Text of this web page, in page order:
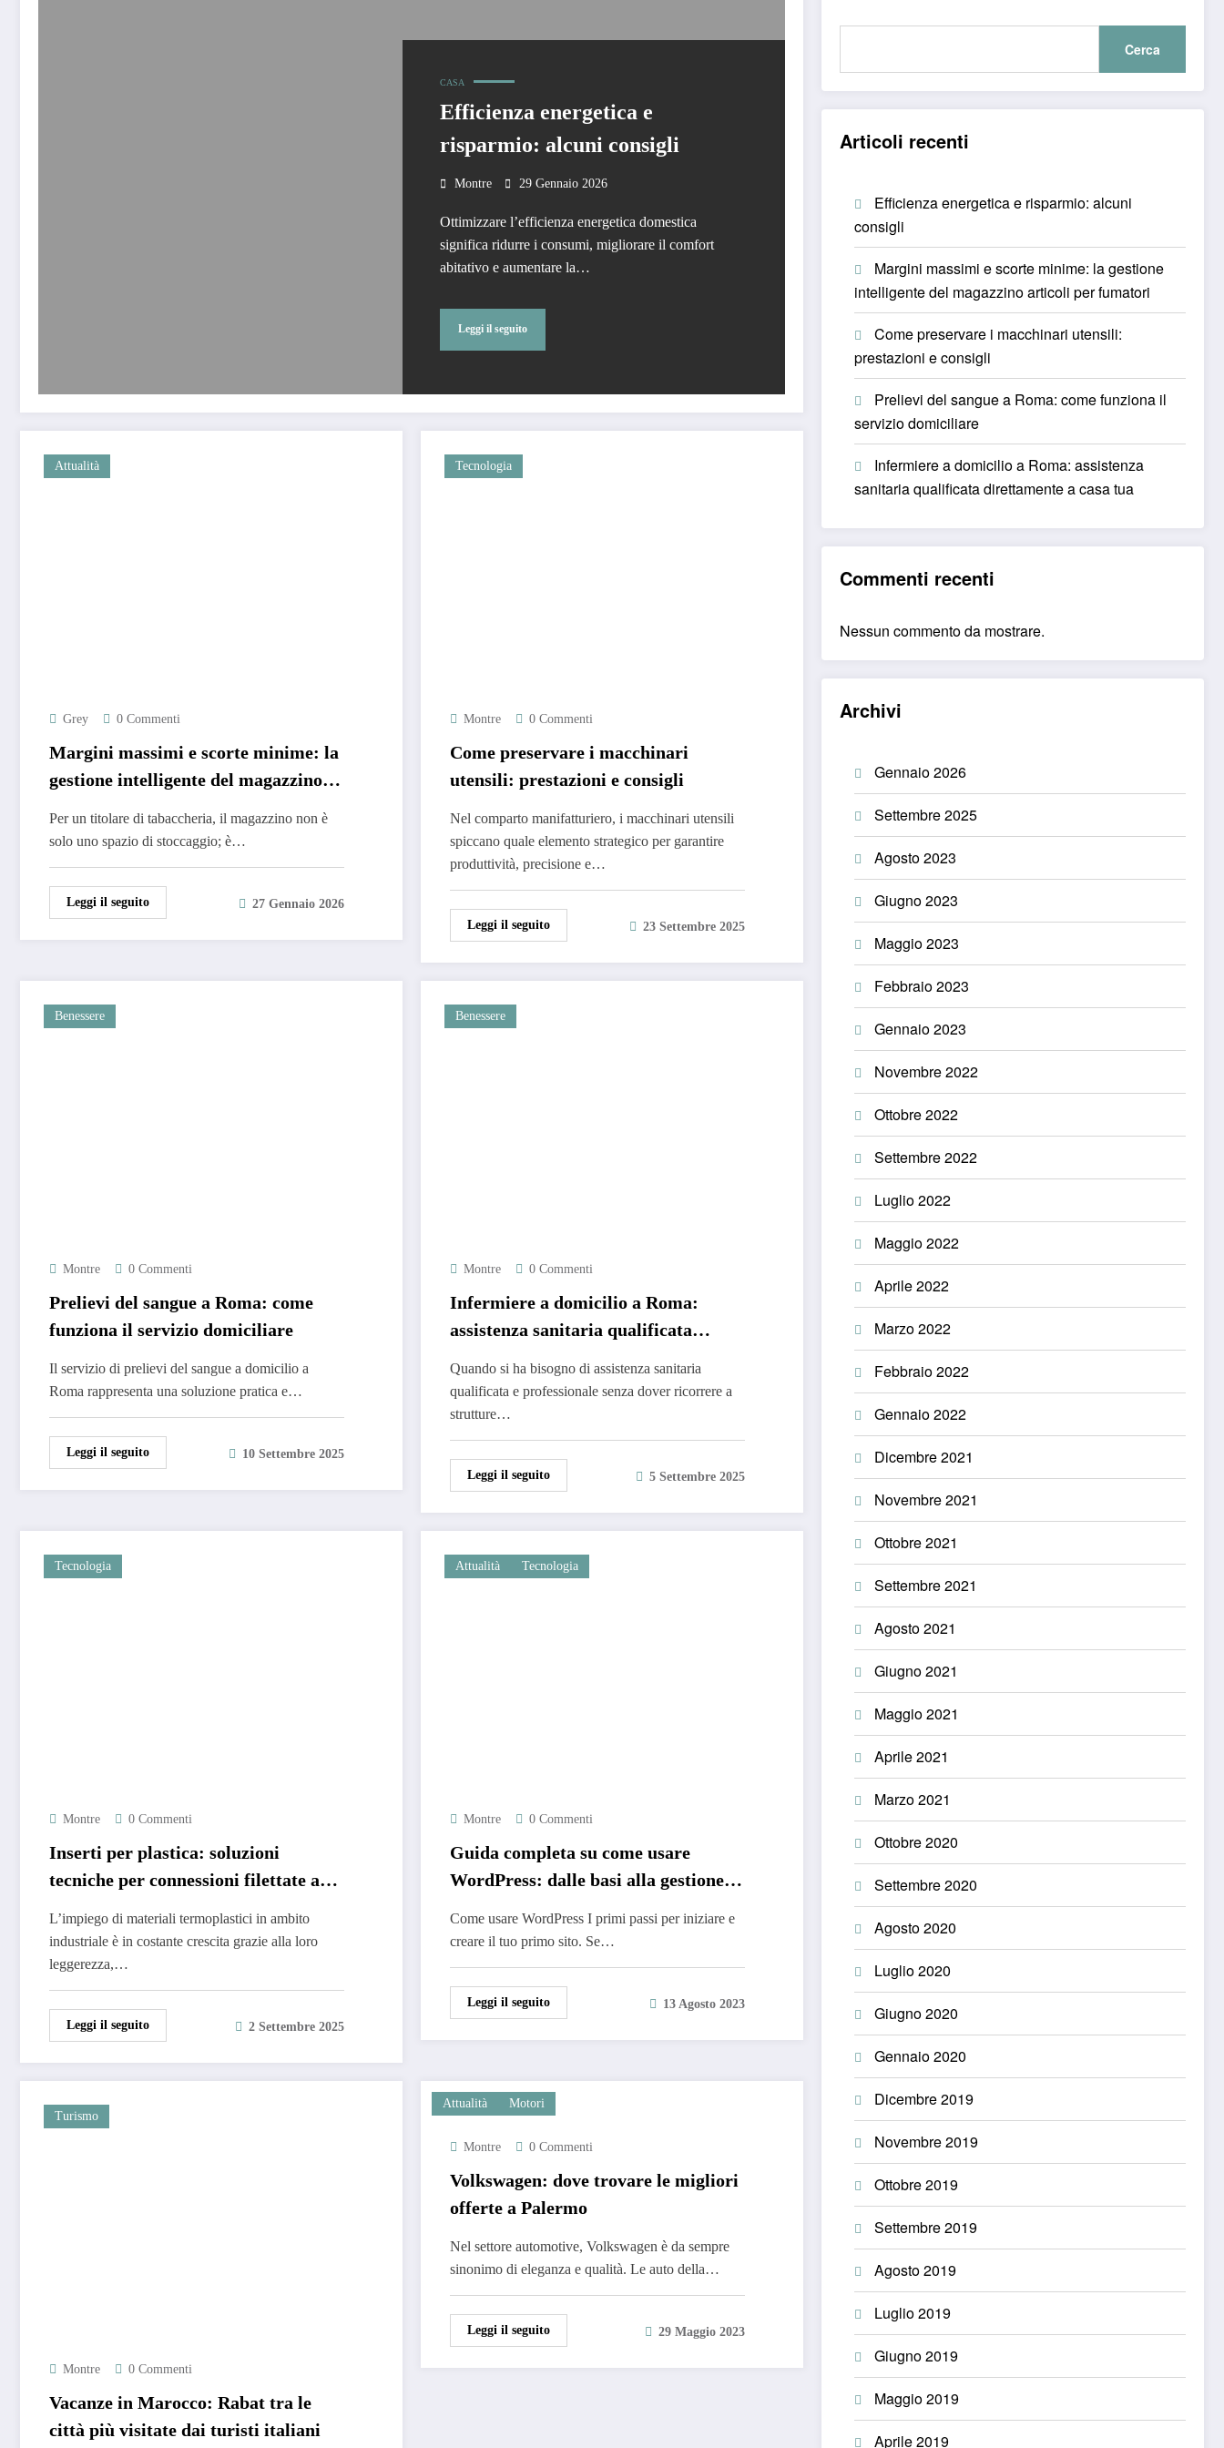
CASA
Efficienza energetica e
risparmio: alcuni consigli
Montre 29 Gennaio 2026
Ottimizzare l’efficienza energetica domestica
significa ridurre i consumi, migliorare il comfort
abitativo e aumentare la…
Leggi il seguito
Attualità
Grey 0 Commenti
Margini massimi e scorte minime: la
gestione intelligente del magazzino
Per un titolare di tabaccheria, il magazzino non è
solo uno spazio di stoccaggio; è…
Leggi il seguito 27 Gennaio 2026
Tecnologia
Montre 0 Commenti
Come preservare i macchinari
utensili: prestazioni e consigli
Nel comparto manifatturiero, i macchinari utensili
spiccano quale elemento strategico per garantire
produttività, precisione e…
Leggi il seguito 23 Settembre 2025
Benessere
Montre 0 Commenti
Prelievi del sangue a Roma: come
funziona il servizio domiciliare
Il servizio di prelievi del sangue a domicilio a
Roma rappresenta una soluzione pratica e…
Leggi il seguito 10 Settembre 2025
Benessere
Montre 0 Commenti
Infermiere a domicilio a Roma:
assistenza sanitaria qualificata
Quando si ha bisogno di assistenza sanitaria
qualificata e professionale senza dover ricorrere a
strutture…
Leggi il seguito 5 Settembre 2025
Tecnologia
Montre 0 Commenti
Inserti per plastica: soluzioni
tecniche per connessioni filettate ad
L’impiego di materiali termoplastici in ambito
industriale è in costante crescita grazie alla loro
leggerezza,…
Leggi il seguito 2 Settembre 2025
Attualità Tecnologia
Montre 0 Commenti
Guida completa su come usare
WordPress: dalle basi alla gestione
Come usare WordPress I primi passi per iniziare e
creare il tuo primo sito. Se…
Leggi il seguito 13 Agosto 2023
Turismo
Montre 0 Commenti
Vacanze in Marocco: Rabat tra le
città più visitate dai turisti italiani
Attualità Motori
Montre 0 Commenti
Volkswagen: dove trovare le migliori
offerte a Palermo
Nel settore automotive, Volkswagen è da sempre
sinonimo di eleganza e qualità. Le auto della…
Leggi il seguito 29 Maggio 2023
Cerca
Articoli recenti
Efficienza energetica e risparmio: alcuni
consigli
Margini massimi e scorte minime: la gestione
intelligente del magazzino articoli per fumatori
Come preservare i macchinari utensili:
prestazioni e consigli
Prelievi del sangue a Roma: come funziona il
servizio domiciliare
Infermiere a domicilio a Roma: assistenza
sanitaria qualificata direttamente a casa tua
Commenti recenti
Nessun commento da mostrare.
Archivi
Gennaio 2026
Settembre 2025
Agosto 2023
Giugno 2023
Maggio 2023
Febbraio 2023
Gennaio 2023
Novembre 2022
Ottobre 2022
Settembre 2022
Luglio 2022
Maggio 2022
Aprile 2022
Marzo 2022
Febbraio 2022
Gennaio 2022
Dicembre 2021
Novembre 2021
Ottobre 2021
Settembre 2021
Agosto 2021
Giugno 2021
Maggio 2021
Aprile 2021
Marzo 2021
Ottobre 2020
Settembre 2020
Agosto 2020
Luglio 2020
Giugno 2020
Gennaio 2020
Dicembre 2019
Novembre 2019
Ottobre 2019
Settembre 2019
Agosto 2019
Luglio 2019
Giugno 2019
Maggio 2019
Aprile 2019